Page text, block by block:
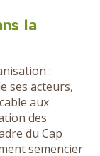
la
:
ses acteurs,
aux
des
du Cap
semencier